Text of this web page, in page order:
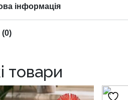
інформація
(0)
товари